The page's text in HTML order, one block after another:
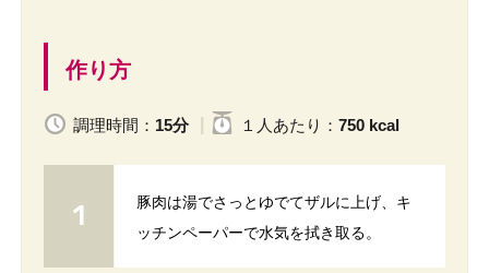
作り方
調理時間： 15分 １人 あたり ： 750 kcal
豚肉は湯でさっとゆでてザルに上げ、キ
ッチンペーパーで水気を拭き取る。